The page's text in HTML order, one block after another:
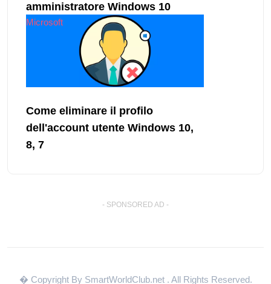
amministratore Windows 10
Microsoft
Come eliminare il profilo
dell'account utente Windows 10,
8, 7
- SPONSORED AD -
� Copyright By SmartWorldClub.net . All Rights Reserved.